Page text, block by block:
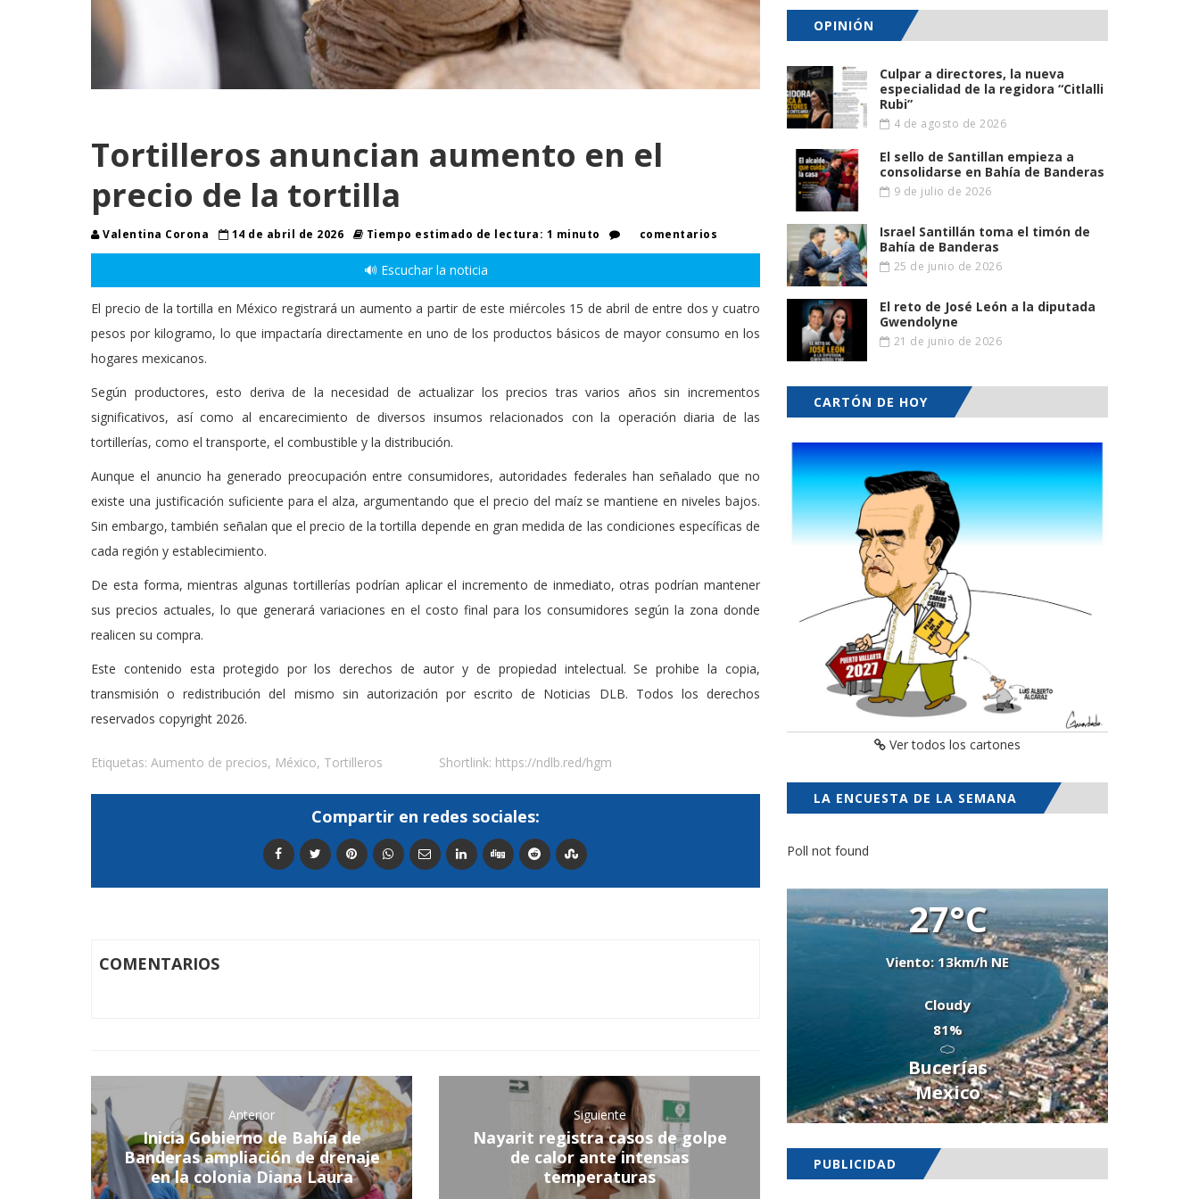
Tortilleros anuncian aumento en el
precio de la tortilla
Valentina Corona 14 de abril de 2026 Tiempo estimado de lectura: 1 minuto comentarios
🔊 Escuchar la noticia
El precio de la tortilla en México registrará un aumento a partir de este miércoles 15 de abril de entre dos y cuatro
pesos por kilogramo, lo que impactaría directamente en uno de los productos básicos de mayor consumo en los
hogares mexicanos.
Según productores, esto deriva de la necesidad de actualizar los precios tras varios años sin incrementos
significativos, así como al encarecimiento de diversos insumos relacionados con la operación diaria de las
tortillerías, como el transporte, el combustible y la distribución.
Aunque el anuncio ha generado preocupación entre consumidores, autoridades federales han señalado que no
existe una justificación suficiente para el alza, argumentando que el precio del maíz se mantiene en niveles bajos.
Sin embargo, también señalan que el precio de la tortilla depende en gran medida de las condiciones específicas de
cada región y establecimiento.
De esta forma, mientras algunas tortillerías podrían aplicar el incremento de inmediato, otras podrían mantener
sus precios actuales, lo que generará variaciones en el costo final para los consumidores según la zona donde
realicen su compra.
Este contenido esta protegido por los derechos de autor y de propiedad intelectual. Se prohibe la copia,
transmisión o redistribución del mismo sin autorización por escrito de Noticias DLB. Todos los derechos
reservados copyright 2026.
Etiquetas: Aumento de precios, México, Tortilleros Shortlink: https://ndlb.red/hgm
Compartir en redes sociales:
COMENTARIOS
Anterior
Inicia Gobierno de Bahía de
Banderas ampliación de drenaje
en la colonia Diana Laura
Siguiente
Nayarit registra casos de golpe
de calor ante intensas
temperaturas
OPINIÓN
Culpar a directores, la nueva
especialidad de la regidora “Citlalli
Rubi”
4 de agosto de 2026
El sello de Santillan empieza a
consolidarse en Bahía de Banderas
9 de julio de 2026
Israel Santillán toma el timón de
Bahía de Banderas
25 de junio de 2026
El reto de José León a la diputada
Gwendolyne
21 de junio de 2026
CARTÓN DE HOY
Ver todos los cartones
LA ENCUESTA DE LA SEMANA
Poll not found
27°C
Viento: 13km/h NE
Cloudy
81%
Bucerías
Mexico
PUBLICIDAD